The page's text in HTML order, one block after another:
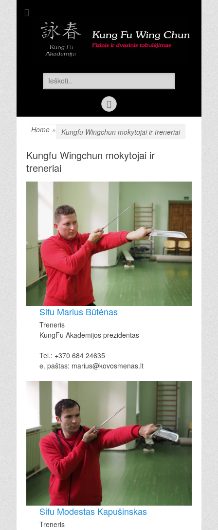
Akademija
Search
for:
Facebook
Home » Kungfu Wingchun mokytojai ir treneriai
Kungfu Wingchun mokytojai ir
treneriai
Sifu Marius Būtėnas
Treneris
KungFu Akademijos prezidentas
Tel.: +370 684 24635
e. paštas: marius@kovosmenas.lt
Sifu Modestas Kapušinskas
Treneris